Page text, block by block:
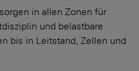
sorgen in allen Zonen für
und belastbare
bis in Leit­stand, Zellen und